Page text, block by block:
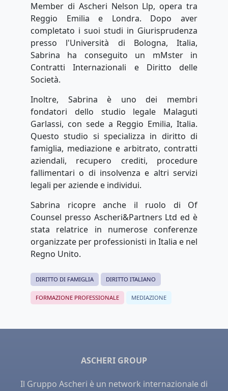
Member di Ascheri Nelson Llp, opera tra
Reggio Emilia e Londra. Dopo aver
completato i suoi studi in Giurisprudenza
presso l'Università di Bologna, Italia,
Sabrina ha conseguito un mMster in
Contratti Internazionali e Diritto delle
Società.
Inoltre, Sabrina è uno dei membri
fondatori dello studio legale Malaguti
Garlassi, con sede a Reggio Emilia, Italia.
Questo studio si specializza in diritto di
famiglia, mediazione e arbitrato, contratti
aziendali, recupero crediti, procedure
fallimentari o di insolvenza e altri servizi
legali per aziende e individui.
Sabrina ricopre anche il ruolo di Of
Counsel presso Ascheri&Partners Ltd ed è
stata relatrice in numerose conferenze
organizzate per professionisti in Italia e nel
Regno Unito.
DIRITTO DI FAMIGLIA DIRITTO ITALIANO
FORMAZIONE PROFESSIONALE MEDIAZIONE
ASCHERI GROUP
Il Gruppo Ascheri è un network internazionale di